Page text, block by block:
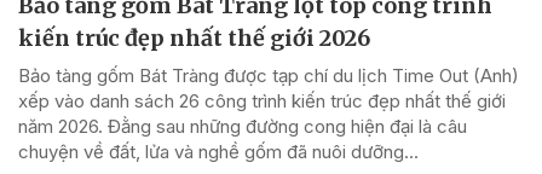
kiến trúc đẹp nhất thế giới 2026
Bảo tàng gốm Bát Tràng được tạp chí du lịch Time Out (Anh)
xếp vào danh sách 26 công trình kiến trúc đẹp nhất thế giới
năm 2026. Đằng sau những đường cong hiện đại là câu
chuyện về đất, lửa và nghề gốm đã nuôi dưỡng...